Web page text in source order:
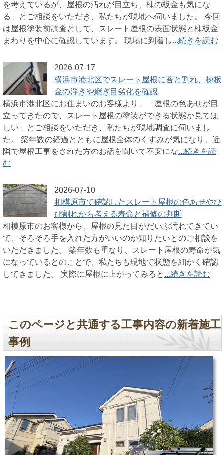
を考えているが、屋根の汚れが目立ち、棟の板金も気にな
る」とご相談をいただき、私たちが現地へ伺いました。 今回
は屋根塗装前調査として、スレート屋根の表面状態と棟板金
まわりを中心に確認しています。 現場に到着し...続きを読む
2026-07-17
横浜市港北区でスレート屋根に苔と割れ、棟板
金の浮きや継ぎ目劣化を確認
横浜市港北区にお住まいのお客様より、「屋根の色あせが目
立ってきたので、スレート屋根の塗装ができる状態か見てほ
しい」とご相談をいただき、私たちが現地調査に伺いまし
た。 築年数の経過とともに屋根全体のくすみが気になり、近
隣で屋根工事をされた方のお話を聞いて不安にな...続きを読
む
2026-07-10
相模原市で確認したスレート屋根の色あせやひ
び割れから考える寿命と補修の判断
相模原市のお客様から、屋根の見た目がだいぶ汚れてきてい
て、そろそろ手を入れた方がいいのか知りたいとのご相談を
いただきました。 築年数も重なり、スレート屋根の寿命が気
になっているとのことで、私たちも現地で状態を細かく確認
してきました。 実際に屋根に上がってみると ...続きを読む
このページと共通する工事内容の新着施工
事例